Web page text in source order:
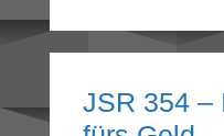
JSR 354 –